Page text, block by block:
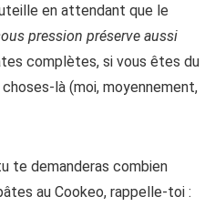
en attendant que le
pression préserve aussi
complètes, si vous êtes du
là (moi, moyennement,
te demanderas combien
au Cookeo, rappelle-toi :